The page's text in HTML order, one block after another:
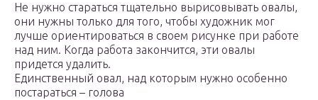
Не нужно стараться тщательно вырисовывать овалы,
они нужны только для того, чтобы художник мог
лучше ориентироваться в своем рисунке при работе
над ним. Когда работа закончится, эти овалы
придется удалить.
Единственный овал, над которым нужно особенно
постараться – голова